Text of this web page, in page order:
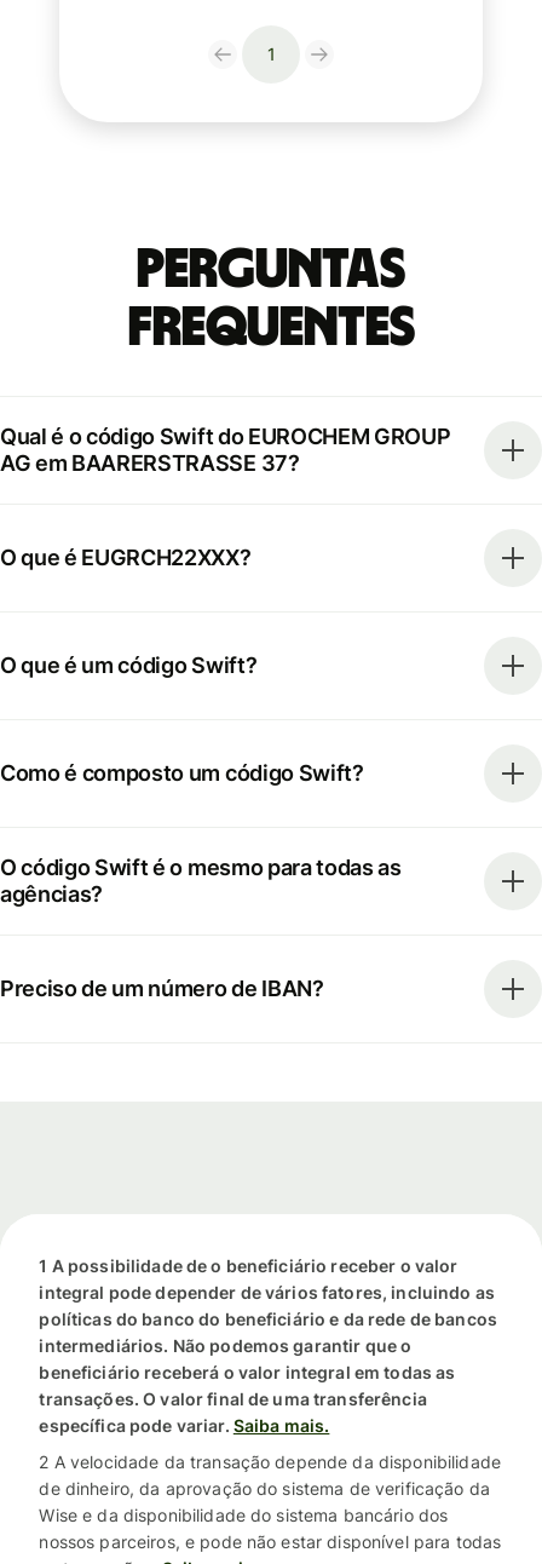
1
Perguntas
frequentes
Qual é o código Swift do EUROCHEM GROUP
AG em BAARERSTRASSE 37?
O que é EUGRCH22XXX?
O que é um código Swift?
Como é composto um código Swift?
O código Swift é o mesmo para todas as
agências?
Preciso de um número de IBAN?
1 A possibilidade de o beneficiário receber o valor
integral pode depender de vários fatores, incluindo as
políticas do banco do beneficiário e da rede de bancos
intermediários. Não podemos garantir que o
beneficiário receberá o valor integral em todas as
transações. O valor final de uma transferência
específica pode variar. Saiba mais.
2 A velocidade da transação depende da disponibilidade
de dinheiro, da aprovação do sistema de verificação da
Wise e da disponibilidade do sistema bancário dos
nossos parceiros, e pode não estar disponível para todas